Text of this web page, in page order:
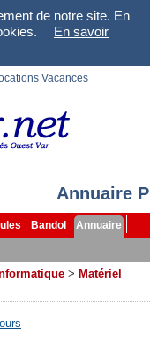
de notre site. En
En savoir
Vacances
Annuaire
Bandol
Annuaire
> Matériel